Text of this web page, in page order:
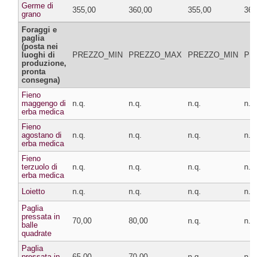
Germe di
grano
355,00 360,00 355,00 360,00
Foraggi e
paglia
(posta nei
luoghi di
produzione,
pronta
consegna)
PREZZO_MIN PREZZO_MAX PREZZO_MIN
Fieno
maggengo di
erba medica
n.q. n.q. n.q. n.q.
Fieno
agostano di
erba medica
n.q. n.q. n.q. n.q.
Fieno
terzuolo di
erba medica
n.q. n.q. n.q. n.q.
Loietto n.q. n.q. n.q.
n.q.
Paglia
pressata in
balle
quadrate
70,00 80,00 n.q. n.q.
Paglia